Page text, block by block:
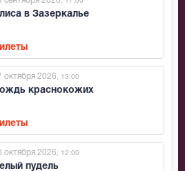
в Зазеркалье
краснокожих
октября 2026 , 13:00
пудель
октября 2026 , 12:00